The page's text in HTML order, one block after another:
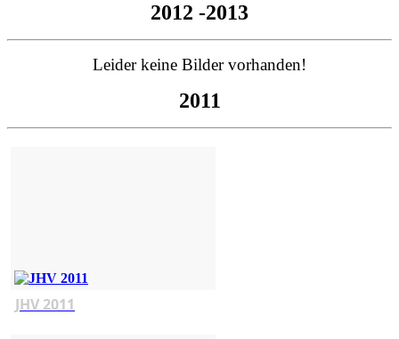
2012 -2013
Leider keine Bilder vorhanden!
2011
JHV 2011